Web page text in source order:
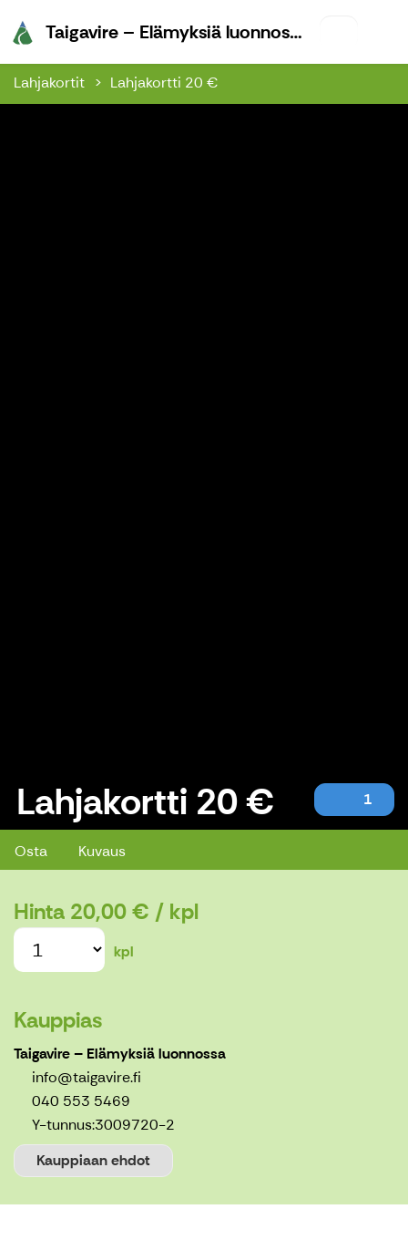
Taigavire – Elämyksiä luonnossa
Lahjakortit Lahjakortti 20 €
Lahjakortti 20 € 1
Lahjakortti 20 €
Osta Kuvaus
Hinta 20,00 € / kpl
kpl
Kauppias
Taigavire – Elämyksiä luonnossa
info@taigavire.fi
040 553 5469
Y-tunnus:3009720-2
Kauppiaan ehdot